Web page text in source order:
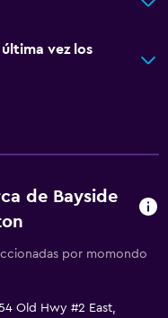
vez los
de Bayside
por momondo
Old Hwy #2 East,